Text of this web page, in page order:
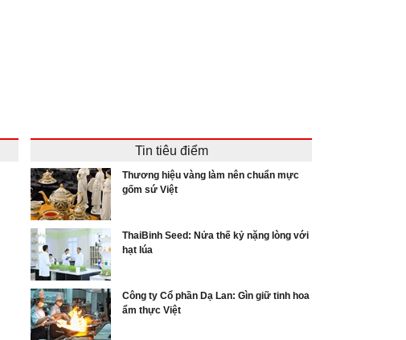
Tin tiêu điểm
Thương hiệu vàng làm nên chuẩn mực
gốm sứ Việt
ThaiBinh Seed: Nửa thế kỷ nặng lòng với
hạt lúa
Công ty Cổ phần Dạ Lan: Gìn giữ tinh hoa
ẩm thực Việt